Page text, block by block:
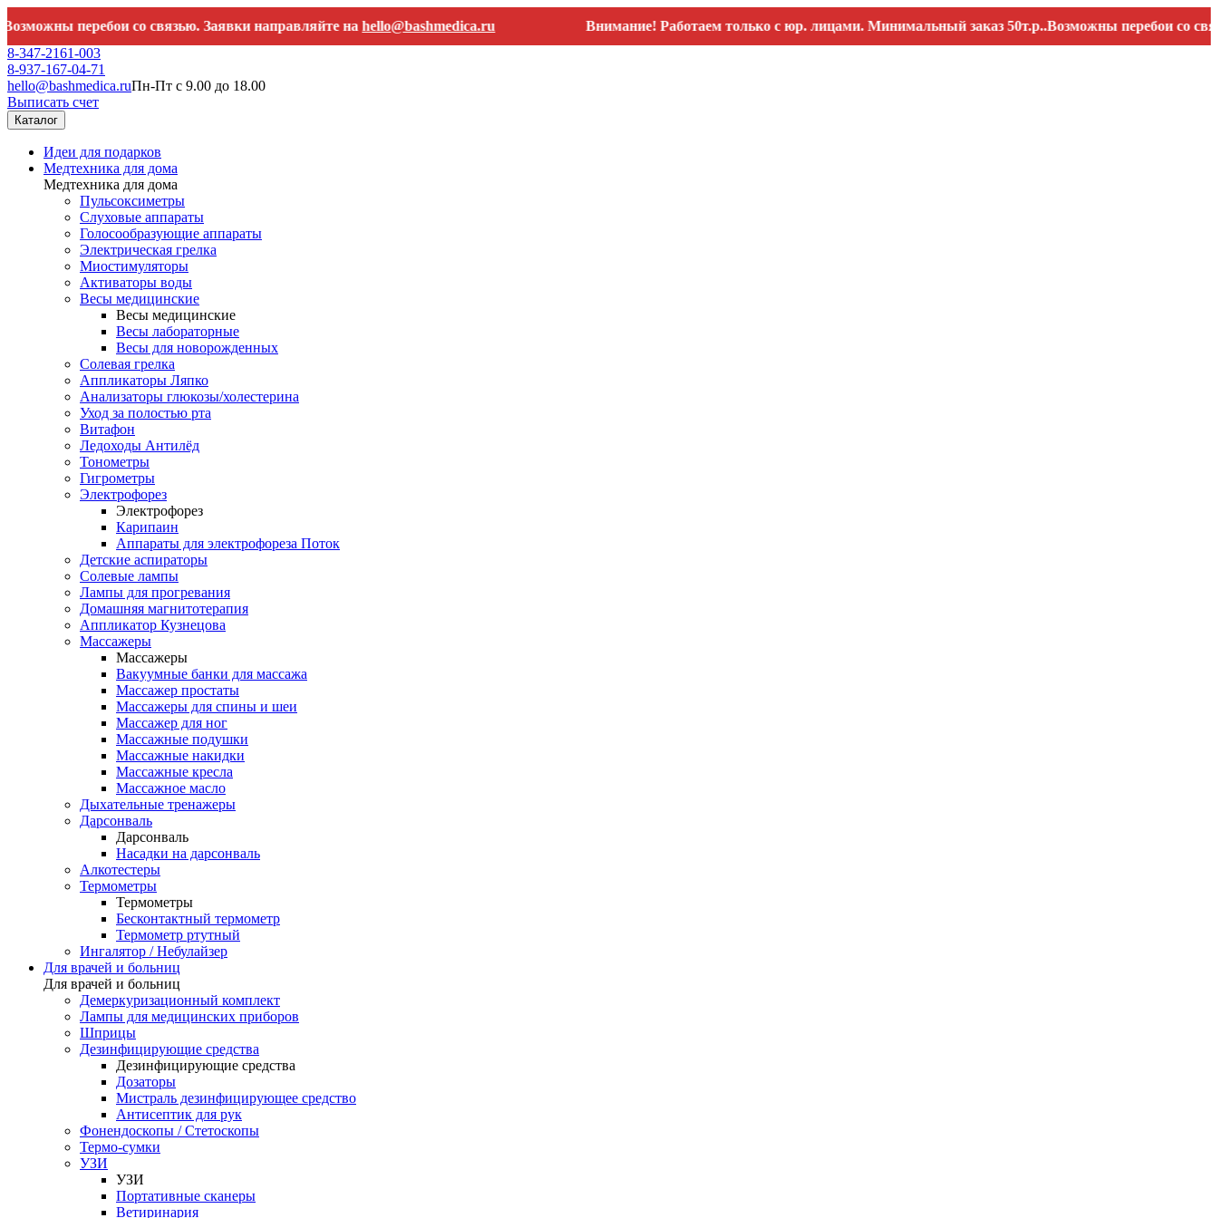
перебои со связью. Заявки направляйте наhello@bashmedica.ru
Внимание! Работаем только с юр. лицами. Минимальный заказ 50т.р..Возможны перебои со связью.
8-347-2161-003
8-937-167-04-71
hello@bashmedica.ruПн-Пт с 9.00 до 18.00
Выписать счет
Каталог
Идеи для подарков
Медтехника для дома
Медтехника для дома
Пульсоксиметры
Слуховые аппараты
Голосообразующие аппараты
Электрическая грелка
Миостимуляторы
Активаторы воды
Весы медицинские
Весы медицинские
Весы лабораторные
Весы для новорожденных
Солевая грелка
Аппликаторы Ляпко
Анализаторы глюкозы/холестерина
Уход за полостью рта
Витафон
Ледоходы Антилёд
Тонометры
Гигрометры
Электрофорез
Электрофорез
Карипаин
Аппараты для электрофореза Поток
Детские аспираторы
Солевые лампы
Лампы для прогревания
Домашняя магнитотерапия
Аппликатор Кузнецова
Массажеры
Массажеры
Вакуумные банки для массажа
Массажер простаты
Массажеры для спины и шеи
Массажер для ног
Массажные подушки
Массажные накидки
Массажные кресла
Массажное масло
Дыхательные тренажеры
Дарсонваль
Дарсонваль
Насадки на дарсонваль
Алкотестеры
Термометры
Термометры
Бесконтактный термометр
Термометр ртутный
Ингалятор / Небулайзер
Для врачей и больниц
Для врачей и больниц
Демеркуризационный комплект
Лампы для медицинских приборов
Шприцы
Дезинфицирующие средства
Дезинфицирующие средства
Дозаторы
Мистраль дезинфицирующее средство
Антисептик для рук
Фонендоскопы / Стетоскопы
Термо-сумки
УЗИ
УЗИ
Портативные сканеры
Ветиринария